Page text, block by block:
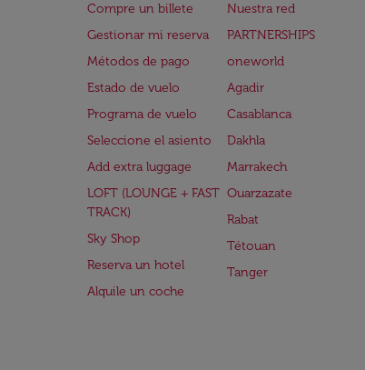
Compre un billete
Gestionar mi reserva
Métodos de pago
Estado de vuelo
Programa de vuelo
Seleccione el asiento
Add extra luggage
LOFT (LOUNGE + FAST
TRACK)
Sky Shop
Reserva un hotel
Alquile un coche
Nuestra red
PARTNERSHIPS
oneworld
Agadir
Casablanca
Dakhla
Marrakech
Ouarzazate
Rabat
Tétouan
Tanger